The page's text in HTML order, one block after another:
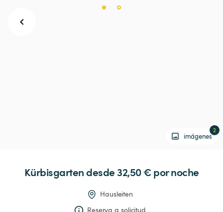
imágenes
2
Kürbisgarten desde 32,50 € por noche
Hausleiten
Reserva a solicitud